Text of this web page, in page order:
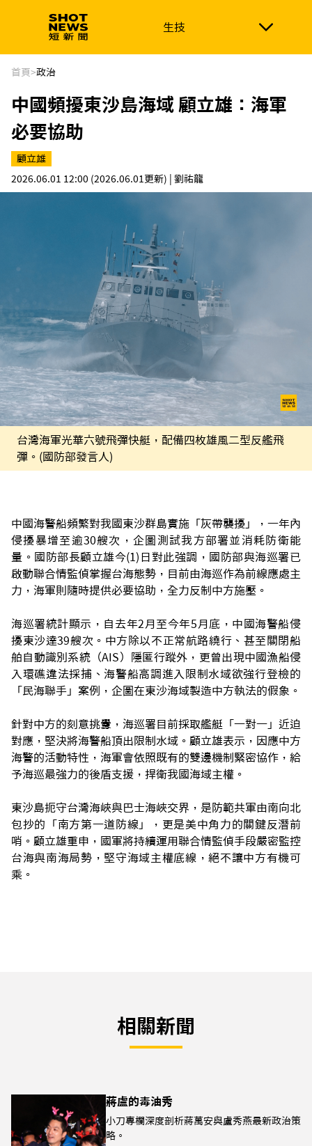
生技
生技 政治
新南向 體育
首頁>政治
中國頻擾東沙島海域 顧立雄：海軍
必要協助
顧立雄
2026.06.01 12:00 (2026.06.01更新) | 劉祐龍
台灣海軍光華六號飛彈快艇，配備四枚雄風二型反艦飛
彈。(國防部發言人)
中國海警船頻繁對我國東沙群島實施「灰帶襲擾」，一年內
侵擾暴增至逾30艘次，企圖測試我方部署並消耗防衛能
量。國防部長顧立雄今(1)日對此強調，國防部與海巡署已
啟動聯合情監偵掌握台海態勢，目前由海巡作為前線應處主
力，海軍則隨時提供必要協助，全力反制中方施壓。
海巡署統計顯示，自去年2月至今年5月底，中國海警船侵
擾東沙達39艘次。中方除以不正常航路繞行、甚至關閉船
舶自動識別系統（AIS）隱匿行蹤外，更曾出現中國漁船侵
入環礁違法採捕、海警船高調進入限制水域欲強行登檢的
「民海聯手」案例，企圖在東沙海域製造中方執法的假象。
針對中方的刻意挑釁，海巡署目前採取艦艇「一對一」近迫
對應，堅決將海警船頂出限制水域。顧立雄表示，因應中方
海警的活動特性，海軍會依照既有的雙邊機制緊密協作，給
予海巡最強力的後盾支援，捍衛我國海域主權。
東沙島扼守台灣海峽與巴士海峽交界，是防範共軍由南向北
包抄的「南方第一道防線」，更是美中角力的關鍵反潛前
哨。顧立雄重申，國軍將持續運用聯合情監偵手段嚴密監控
台海與南海局勢，堅守海域主權底線，絕不讓中方有機可
乘。
相關新聞
蔣盧的毒油秀
小刀專欄深度剖析蔣萬安與盧秀燕最新政治策
略。